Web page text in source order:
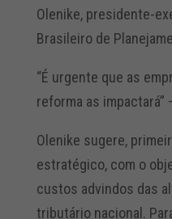
Olenike, presidente-
Brasileiro de
“É urgente que as
reforma as
Olenike sugere,
estratégico, com o
custos advindos das
tributário nacional.